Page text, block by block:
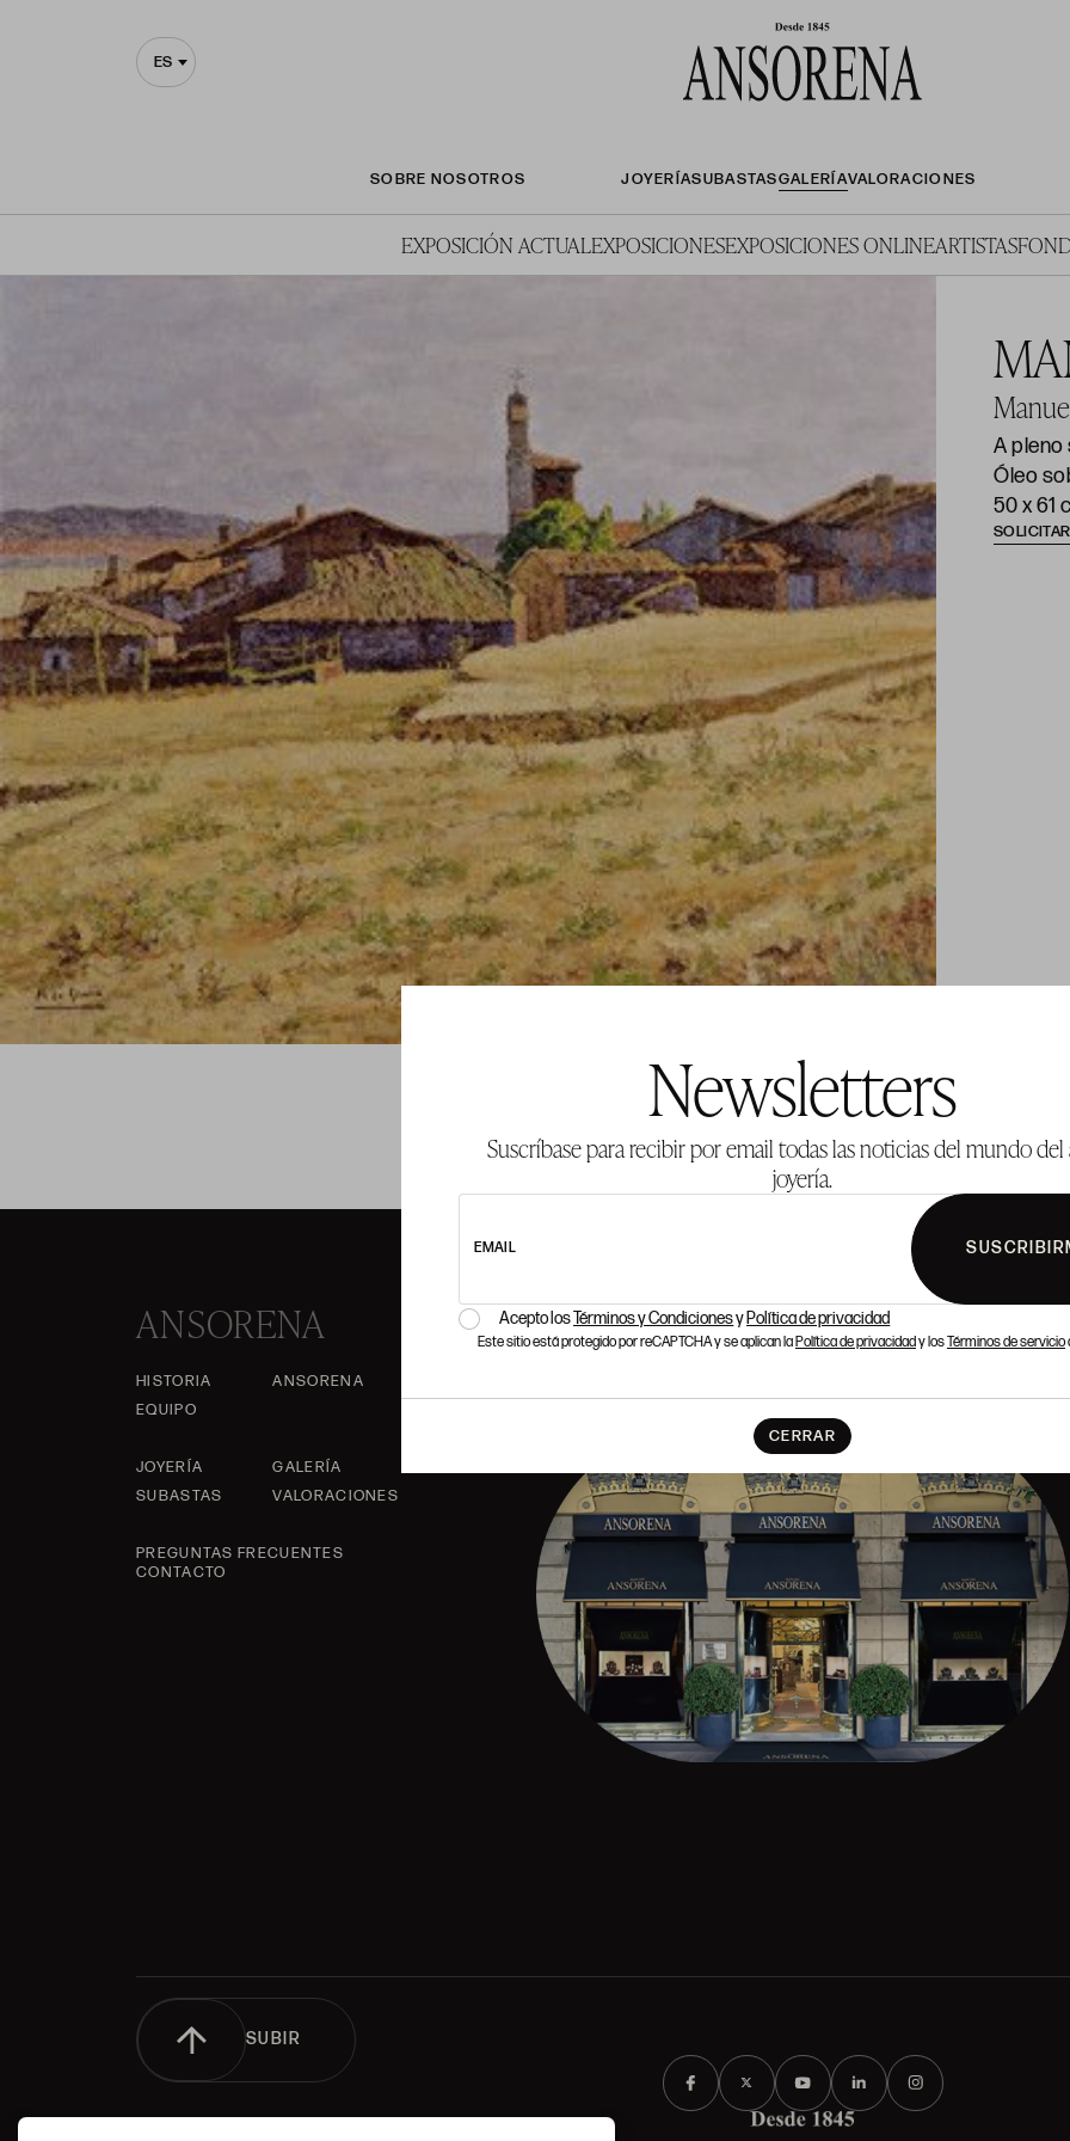
Newsletters
Suscríbase para recibir por email todas las noticias del mundo
joyería.
EMAIL
Acepto losTérminos y Condicionesy Política de privacidad
Este sitio está protegido por reCAPTCHA y se aplican laPolítica de privacidady losTérminos de servicio
CERRAR
ES
SOBRE NOSOTROS JOYERÍASUBASTASGALERÍAVALORACIONES
EXPOSICIÓN ACTUALEXPOSICIONESEXPOSICIONES ONLINEARTISTAS
A pleno
Óleo
50 x 61
ANSORENA
HISTORIA
ANSORENA
EQUIPO
JOYERÍA
GALERÍA
SUBASTAS
VALORACIONES
PREGUNTAS FRECUENTES
CONTACTO
SUBIR